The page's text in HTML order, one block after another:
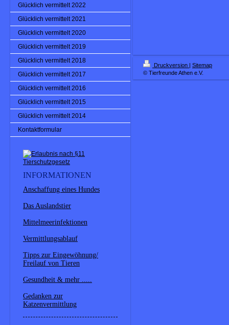
Glücklich vermittelt 2022
Glücklich vermittelt 2021
Glücklich vermittelt 2020
Glücklich vermittelt 2019
Glücklich vermittelt 2018
Glücklich vermittelt 2017
Glücklich vermittelt 2016
Glücklich vermittelt 2015
Glücklich vermittelt 2014
Kontaktformular
INFORMATIONEN
Anschaffung eines Hundes
Das Auslandstier
Mittelmeerinfektionen
Vermittlungsablauf
Tipps zur Eingewöhnung/
Freilauf von Tieren
Gesundheit & mehr .....
Gedanken zur
Katzenvermittlung
Druckversion | Sitemap
© Tierfreunde Athen e.V.